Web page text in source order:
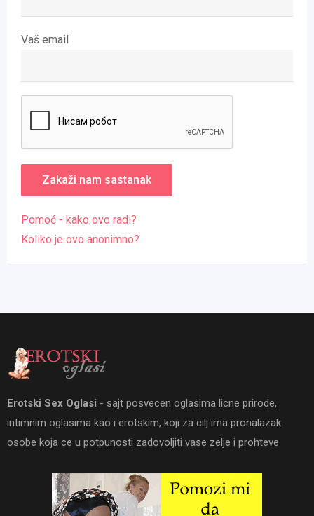
Vaš email
Pomoć - kako ovo radi?
Koliko je ovo anonimno?
Erotski Sex Oglasi - sajt posvecen oglasima licne prirode,
intimnim oglasima kao i erotskim, koji za cilj ima pronalazak
osobe koja ce u potpunosti zadovoljiti vase zelje i prohteve